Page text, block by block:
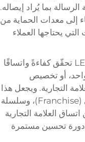
بما يُراد إيصاله.
إلى معدات الحماية من
يحتاجها العملاء
بالنسبة للشركات التي تدير مواقع متعددة، فإن إدارة المحتوى المركزيّة عبر شاشات LED تحقّق كفاءةً واتساقًا
أو تخصيص
التجارية. ويجعل هذا
القابلية للتوسع شاشات LED ذات قيمةٍ كبيرةٍ بشكل خاصٍّ في عمليات الامتياز التجاري (Franchise)، وسلسلة
العلامة التجارية
دورة تحسين مستمرة